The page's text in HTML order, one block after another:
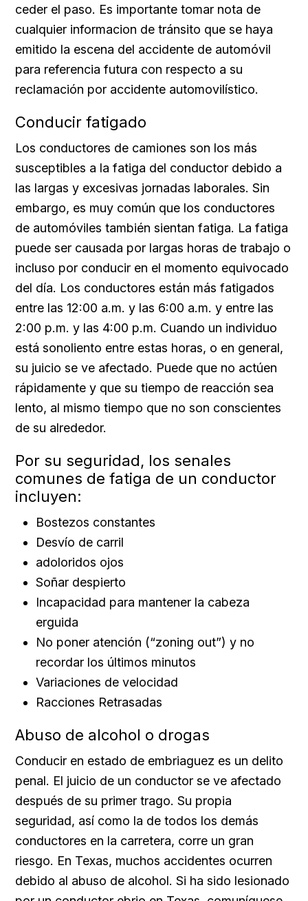
ceder el paso. Es importante tomar nota de
cualquier informacion de tránsito que se haya
emitido la escena del accidente de automóvil
para referencia futura con respecto a su
reclamación por accidente automovilístico.
Conducir fatigado
Los conductores de camiones son los más
susceptibles a la fatiga del conductor debido a
las largas y excesivas jornadas laborales. Sin
embargo, es muy común que los conductores
de automóviles también sientan fatiga. La fatiga
puede ser causada por largas horas de trabajo o
incluso por conducir en el momento equivocado
del día. Los conductores están más fatigados
entre las 12:00 a.m. y las 6:00 a.m. y entre las
2:00 p.m. y las 4:00 p.m. Cuando un individuo
está sonoliento entre estas horas, o en general,
su juicio se ve afectado. Puede que no actúen
rápidamente y que su tiempo de reacción sea
lento, al mismo tiempo que no son conscientes
de su alrededor.
Por su seguridad, los senales
comunes de fatiga de un conductor
incluyen:
Bostezos constantes
Desvío de carril
adoloridos ojos
Soñar despierto
Incapacidad para mantener la cabeza
erguida
No poner atención (“zoning out”) y no
recordar los últimos minutos
Variaciones de velocidad
Racciones Retrasadas
Abuso de alcohol o drogas
Conducir en estado de embriaguez es un delito
penal. El juicio de un conductor se ve afectado
después de su primer trago. Su propia
seguridad, así como la de todos los demás
conductores en la carretera, corre un gran
riesgo. En Texas, muchos accidentes ocurren
debido al abuso de alcohol. Si ha sido lesionado